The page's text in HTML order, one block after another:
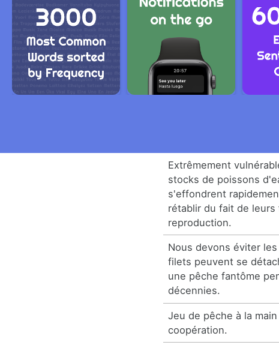
Extrêmement
stocks de poissons
s'effondrent
rétablir du fait de leurs
reproduction.
Nous devons éviter
filets peuvent se
une pêche fantôme
décennies.
Jeu de pêche à la
coopération.